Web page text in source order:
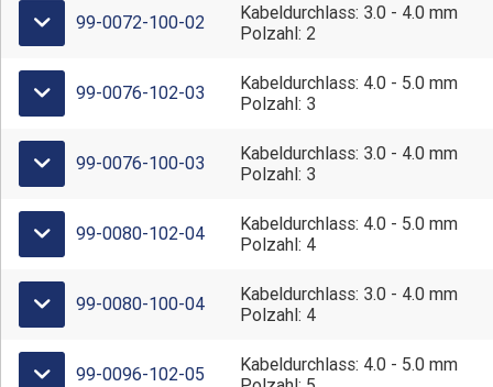
99-0072-100-02
Kabeldurchlass: 3.0 - 4.0 mm
Polzahl: 2
99-0076-102-03
Kabeldurchlass: 4.0 - 5.0 mm
Polzahl: 3
99-0076-100-03
Kabeldurchlass: 3.0 - 4.0 mm
Polzahl: 3
99-0080-102-04
Kabeldurchlass: 4.0 - 5.0 mm
Polzahl: 4
99-0080-100-04
Kabeldurchlass: 3.0 - 4.0 mm
Polzahl: 4
99-0096-102-05
Kabeldurchlass: 4.0 - 5.0 mm